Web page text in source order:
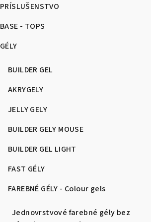
PRÍSLUŠENSTVO
BASE - TOPS
GÉLY
BUILDER GEL
AKRYGELY
JELLY GELY
BUILDER GELY MOUSE
BUILDER GEL LIGHT
FAST GÉLY
FAREBNÉ GÉLY - Colour gels
Jednovrstvové farebné gély bez